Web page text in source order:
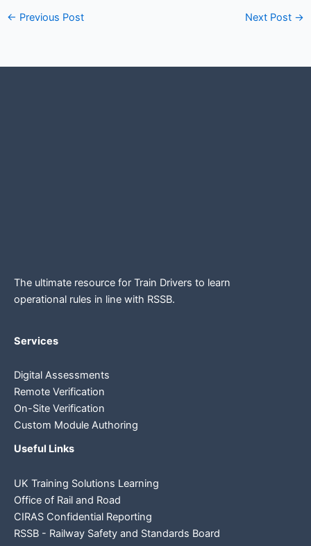
← Previous Post Next Post →
The ultimate resource for Train Drivers to learn
operational rules in line with RSSB.
Services
Digital Assessments
Remote Verification
On-Site Verification
Custom Module Authoring
Useful Links
UK Training Solutions Learning
Office of Rail and Road
CIRAS Confidential Reporting
RSSB - Railway Safety and Standards Board